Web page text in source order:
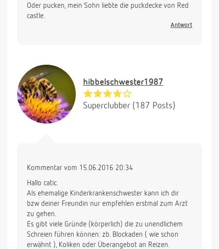
Oder pucken, mein Sohn liebte die puckdecke von Red
castle.
Antwort
hibbelschwester1987
Superclubber (187 Posts)
Kommentar vom 15.06.2016 20:34
Hallo catic.
Als ehemalige Kinderkrankenschwester kann ich dir
bzw deiner Freundin nur empfehlen erstmal zum Arzt
zu gehen.
Es gibt viele Gründe (körperlich) die zu unendlichem
Schreien führen können: zb. Blockaden ( wie schon
erwähnt ), Koliken oder Überangebot an Reizen.